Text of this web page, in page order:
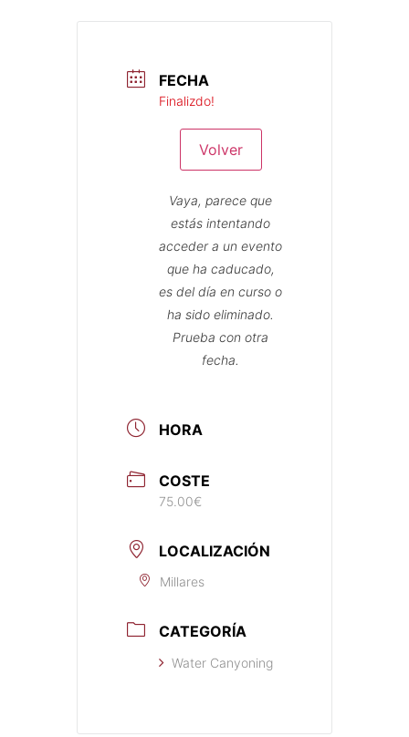
FECHA
Finalizdo!
Volver
Vaya, parece que
estás intentando
acceder a un evento
que ha caducado,
es del día en curso o
ha sido eliminado.
Prueba con otra
fecha.
HORA
COSTE
75.00€
LOCALIZACIÓN
Millares
CATEGORÍA
Water Canyoning